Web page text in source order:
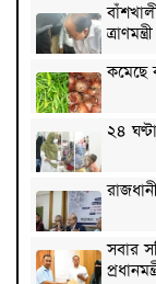
ত্রাণমন্ত্রী
কমেছে
২৪
সবার